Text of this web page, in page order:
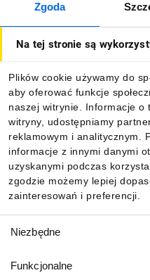
Zgoda
Na tej stronie są
Plików cookie używamy do
aby oferować funkcje
naszej witrynie. Informacje o
witryny, udostępniamy
reklamowym i analitycznym.
informacje z innymi danymi
uzyskanymi podczas
zgodzie możemy lepiej
zainteresowań i preferencji.
zgody
Niezbędne
Funkcjonalne
O firmie
Informacje
Pobierz